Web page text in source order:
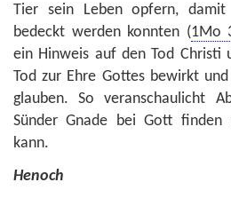
Tier sein Leben opfern, damit
bedeckt werden konnten (1Mo
ein Hinweis auf den Tod Christi
Tod zur Ehre Gottes bewirkt
glauben. So veranschaulicht
Sünder Gnade bei Gott
kann.
Henoch